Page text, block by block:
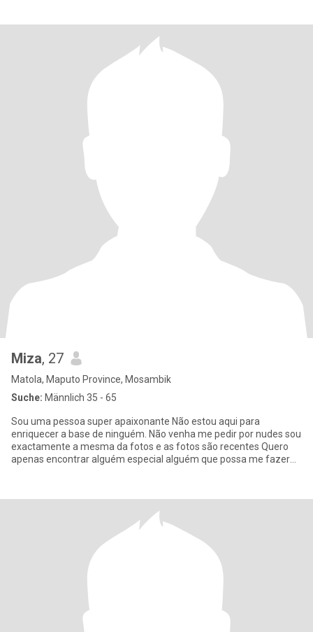
Miza, 27
Matola, Maputo Province, Mosambik
Suche: Männlich 35 - 65
Sou uma pessoa super apaixonante Não estou aqui para
enriquecer a base de ninguém. Não venha me pedir por nudes sou
exactamente a mesma da fotos e as fotos são recentes Quero
apenas encontrar alguém especial alguém que possa me fazer